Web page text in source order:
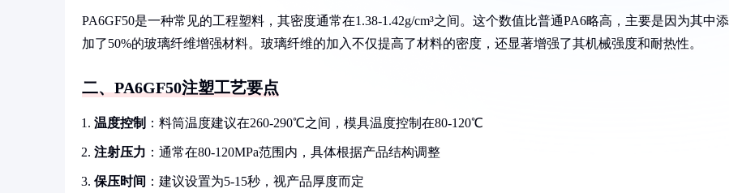
PA6GF50是一种常见的工程塑料，其密度通常在1.38-1.42g/cm³之间。这个数值比普通PA6略高，主要是因为其中添
加了50%的玻璃纤维增强材料。玻璃纤维的加入不仅提高了材料的密度，还显著增强了其机械强度和耐热性。
二、PA6GF50注塑工艺要点
温度控制 ：料筒温度建议在260-290℃之间，模具温度控制在80-120℃
注射压力 ：通常在80-120MPa范围内，具体根据产品结构调整
保压时间 ：建议设置为5-15秒，视产品厚度而定